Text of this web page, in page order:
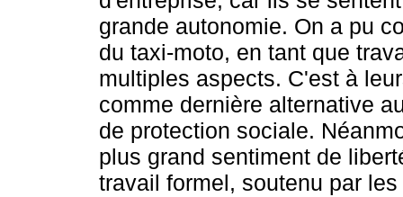
grande autonomie. On a pu
du taxi-moto, en tant que
multiples aspects. C'est à
comme dernière alternative
de protection sociale.
plus grand sentiment de
travail formel, soutenu par